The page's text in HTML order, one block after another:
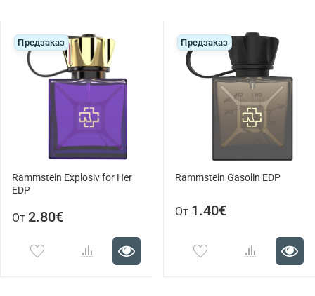
Предзаказ
Rammstein Explosiv for Her
EDP
От 2.80€
Предзаказ
Rammstein Gasolin EDP
От 1.40€